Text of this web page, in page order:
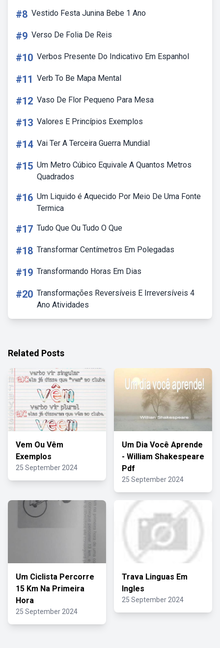
#8 Vestido Festa Junina Bebe 1 Ano
#9 Verso De Folia De Reis
#10 Verbos Presente Do Indicativo Em Espanhol
#11 Verb To Be Mapa Mental
#12 Vaso De Flor Pequeno Para Mesa
#13 Valores E Princípios Exemplos
#14 Vai Ter A Terceira Guerra Mundial
#15 Um Metro Cúbico Equivale A Quantos Metros
Quadrados
#16 Um Liquido é Aquecido Por Meio De Uma Fonte
Termica
#17 Tudo Que Ou Tudo O Que
#18 Transformar Centímetros Em Polegadas
#19 Transformando Horas Em Dias
#20 Transformações Reversíveis E Irreversíveis 4
Ano Atividades
Related Posts
Vem Ou Vêm
Exemplos
25 September 2024
Um Dia Você Aprende
- William Shakespeare
Pdf
25 September 2024
Um Ciclista Percorre
15 Km Na Primeira
Hora
25 September 2024
Trava Linguas Em
Ingles
25 September 2024